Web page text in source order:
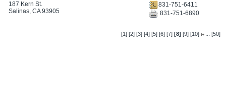
187 Kern St.
Salinas, CA 93905
831-751-6411
831-751-6890
[1] [2] [3] [4] [5] [6] [7] [8] [9] [10] ...[50]